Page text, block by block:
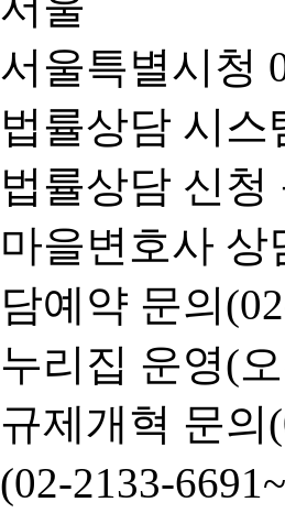
서울특별시청
법률상담 시스
법률상담 신청
마을변호사 상
담예약 문의
누리집 운영(
규제개혁 문의
(02-2133-